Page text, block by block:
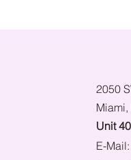
2050
Unit
E-Mail: